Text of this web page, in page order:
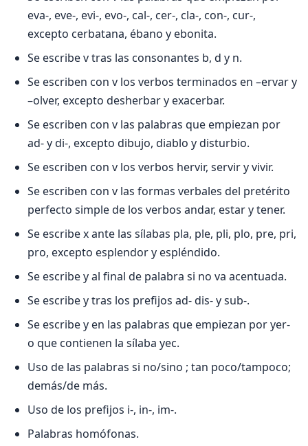
eva-, eve-, evi-, evo-, cal-, cer-, cla-, con-, cur-,
excepto cerbatana, ébano y ebonita.
Se escribe v tras las consonantes b, d y n.
Se escriben con v los verbos terminados en –ervar y
–olver, excepto desherbar y exacerbar.
Se escriben con v las palabras que empiezan por
ad- y di-, excepto dibujo, diablo y disturbio.
Se escriben con v los verbos hervir, servir y vivir.
Se escriben con v las formas verbales del pretérito
perfecto simple de los verbos andar, estar y tener.
Se escribe x ante las sílabas pla, ple, pli, plo, pre, pri,
pro, excepto esplendor y espléndido.
Se escribe y al final de palabra si no va acentuada.
Se escribe y tras los prefijos ad- dis- y sub-.
Se escribe y en las palabras que empiezan por yer-
o que contienen la sílaba yec.
Uso de las palabras si no/sino ; tan poco/tampoco;
demás/de más.
Uso de los prefijos i-, in-, im-.
Palabras homófonas.